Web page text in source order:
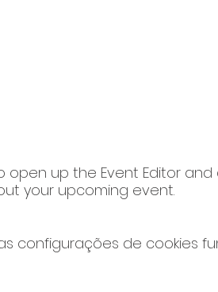
open up the Event Editor
your upcoming event.
configurações de cookies